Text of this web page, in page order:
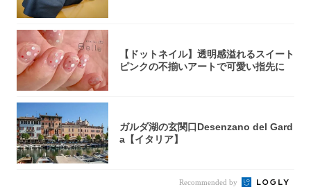
【ドットネイル】透明感溢れるスイート
ピンクの不揃いアートで可愛い指先に
ガルダ湖の玄関口Desenzano del Gard
a【イタリア】
Recommended by